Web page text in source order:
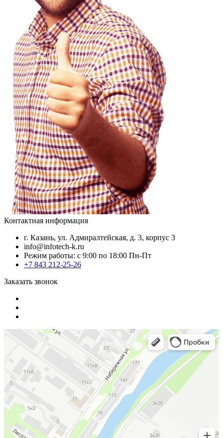
Контактная информация
г. Казань, ул. Адмиралтейская, д. 3, корпус 3
info@infotech-k.ru
Режим работы: с 9:00 по 18:00 Пн-Пт
+7 843 212-25-26
Заказать звонок